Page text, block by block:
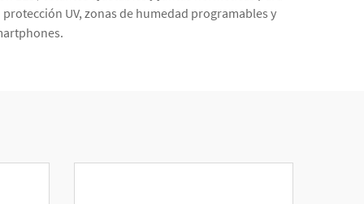
UV, zonas de humedad programables y